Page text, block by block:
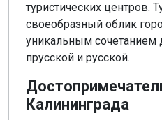
туристических центров.
своеобразный облик
уникальным сочетанием
прусской и русской.
Калининграда